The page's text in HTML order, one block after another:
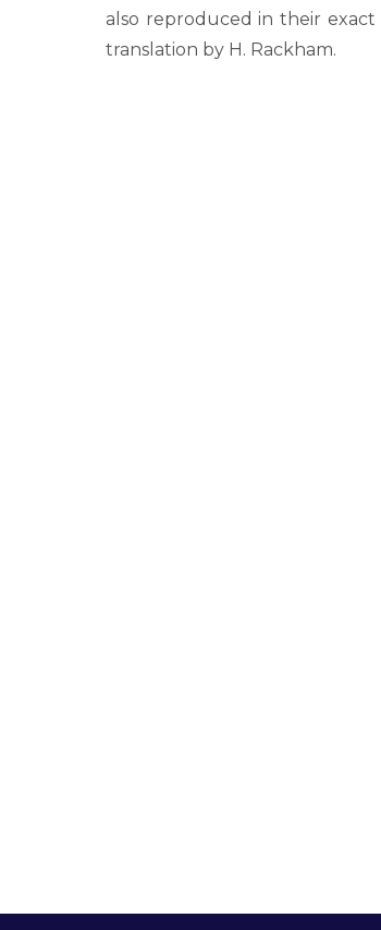
also reproduced in their exact
translation by H. Rackham.